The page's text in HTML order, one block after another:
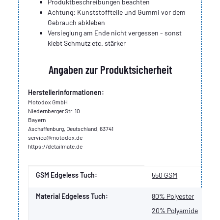
Achtung: Kunststoffteile und Gummi vor dem
Gebrauch abkleben
Versieglung am Ende nicht vergessen - sonst
klebt Schmutz etc. stärker
Angaben zur Produktsicherheit
Herstellerinformationen:
Motodox GmbH
Niedernberger Str. 10
Bayern
Aschaffenburg, Deutschland, 63741
service@motodox.de
https://detailmate.de
Produkteigenschaft
Wert
GSM Edgeless Tuch: 550 GSM
Material Edgeless Tuch:
80% Polyester
20% Polyamide